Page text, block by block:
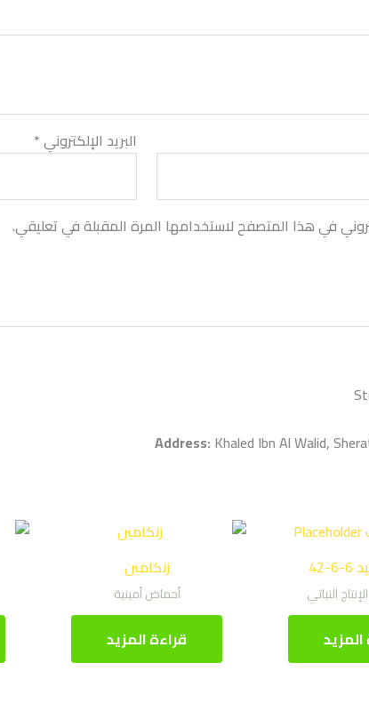
البريد الإلكتروني*
في هذا المتصفح لاستخدامها المرة المقبلة في تعليقي.
Address: Khaled Ibn Al Walid,
النباتي
زنكامين
أحماض أمينية
قراءة المزيد